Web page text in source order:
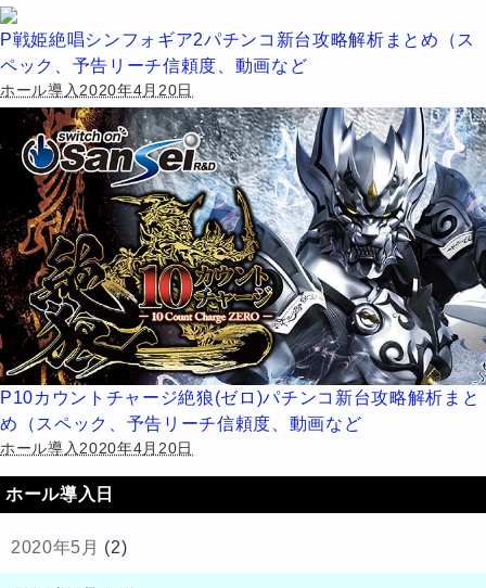
P戦姫絶唱シンフォギア2パチンコ新台攻略解析まとめ（ス
ペック、予告リーチ信頼度、動画など
ホール導入2020年4月20日
P10カウントチャージ絶狼(ゼロ)パチンコ新台攻略解析まと
め（スペック、予告リーチ信頼度、動画など
ホール導入2020年4月20日
ホール導入日
2020年5月 (2)